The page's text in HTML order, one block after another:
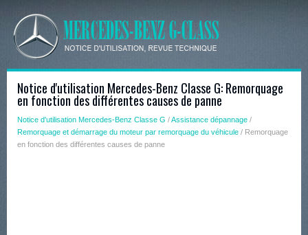
Notice d'utilisation Mercedes-Benz Classe G: Remorquage
en fonction des différentes causes de panne
Notice d'utilisation Mercedes-Benz Classe G /Assistance dépannage /
Remorquage et démarrage du moteur par remorquage du véhicule / Remorquage
en fonction des différentes causes de panne